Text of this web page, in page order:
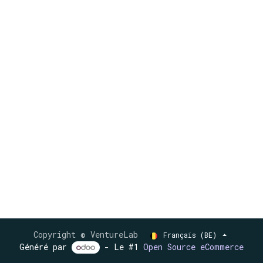
Copyright © VentureLab Français (BE)
Généré par - Le #1Open Source eCommerce